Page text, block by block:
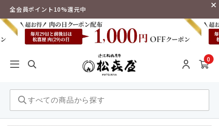
全会員ポイント10%還元中
0